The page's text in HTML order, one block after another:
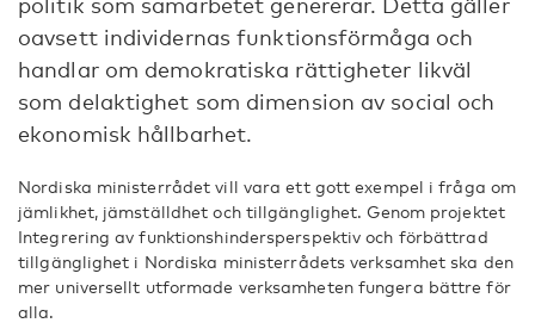
oavsett individernas funktionsförmåga och
handlar om demokratiska rättigheter likväl
som delaktighet som dimension av social och
ekonomisk hållbarhet.
Nordiska ministerrådet vill vara ett gott exempel i fråga om
jämlikhet, jämställdhet och tillgänglighet. Genom projektet
Integrering av funktionshindersperspektiv och förbättrad
tillgänglighet i Nordiska ministerrådets verksamhet ska den
mer universellt utformade verksamheten fungera bättre för
alla.